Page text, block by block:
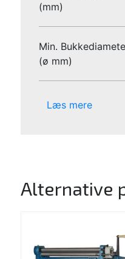
(mm)
Min.
(ø mm)
Læs mere
Alternative